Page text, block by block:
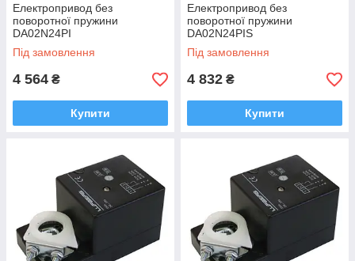
Електропривод без
поворотної пружини
DA02N24PI
Під замовлення
4 564 ₴
Купити
Електропривод без
поворотної пружини
DA02N24PIS
Під замовлення
4 832 ₴
Купити